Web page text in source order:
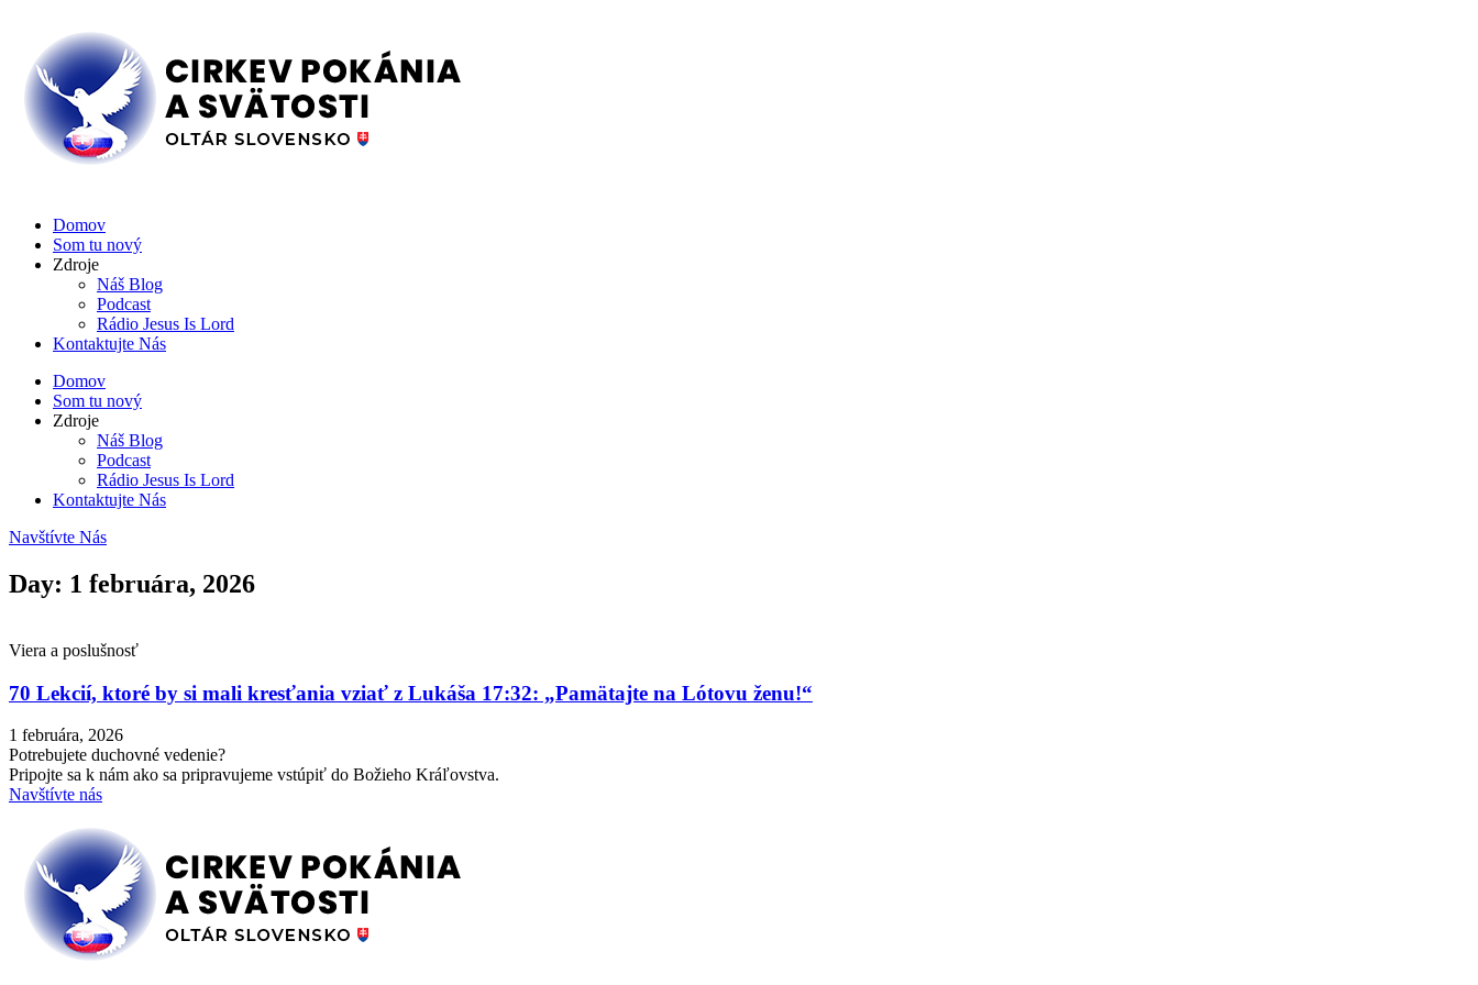
Domov
Som tu nový
Zdroje
Náš Blog
Podcast
Rádio Jesus Is Lord
Kontaktujte Nás
Domov
Som tu nový
Zdroje
Náš Blog
Podcast
Rádio Jesus Is Lord
Kontaktujte Nás
Navštívte Nás
Day: 1 februára, 2026
Viera a poslušnosť
70 Lekcií, ktoré by si mali kresťania vziať z Lukáša 17:32: „Pamätajte na Lótovu ženu!“
1 februára, 2026
Potrebujete duchovné vedenie?
Pripojte sa k nám ako sa pripravujeme vstúpiť do Božieho Kráľovstva.
Navštívte nás